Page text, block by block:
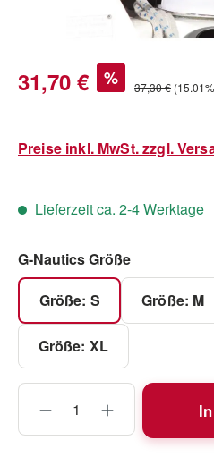
Verkaufspreis:
31,70 € % Regulärer Preis:
37,30 €
Preise inkl. MwSt. zzgl.
Lieferzeit ca. 2-4 Werktage
G-Nautics Größeauswählen
Größe: S Größe: M
Größe: XL
Produkt Anzahl: Gib